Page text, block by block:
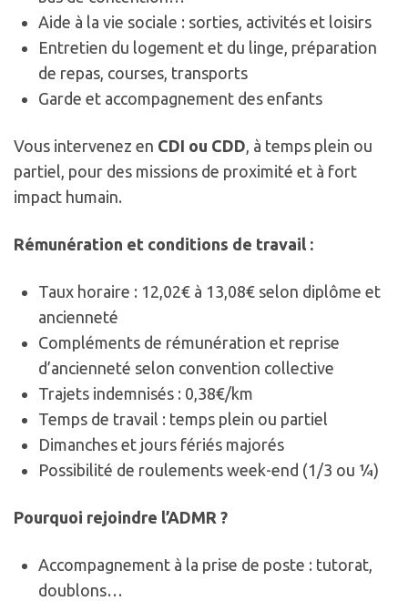
Aide à la vie sociale : sorties, activités et loisirs
Entretien du logement et du linge, préparation
de repas, courses, transports
Garde et accompagnement des enfants
Vous intervenez en CDI ou CDD, à temps plein ou
partiel, pour des missions de proximité et à fort
impact humain.
Rémunération et conditions de travail :
Taux horaire : 12,02€ à 13,08€ selon diplôme et
ancienneté
Compléments de rémunération et reprise
d’ancienneté selon convention collective
Trajets indemnisés : 0,38€/km
Temps de travail : temps plein ou partiel
Dimanches et jours fériés majorés
Possibilité de roulements week-end (1/3 ou ¼)
Pourquoi rejoindre l’ADMR ?
Accompagnement à la prise de poste : tutorat,
doublons…